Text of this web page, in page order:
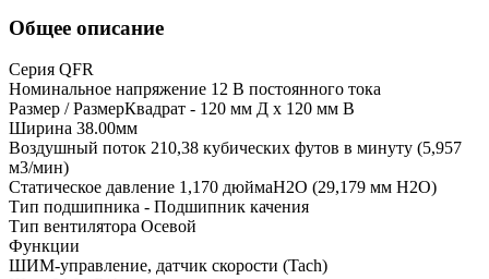
Общее описание
Серия QFR
Номинальное напряжение 12 В постоянного тока
Размер / РазмерКвадрат - 120 мм Д x 120 мм В
Ширина 38.00мм
Воздушный поток 210,38 кубических футов в минуту (5,957
м3/мин)
Статическое давление 1,170 дюймаH2O (29,179 мм H2O)
Тип подшипника - Подшипник качения
Тип вентилятора Осевой
Функции
ШИМ-управление, датчик скорости (Tach)